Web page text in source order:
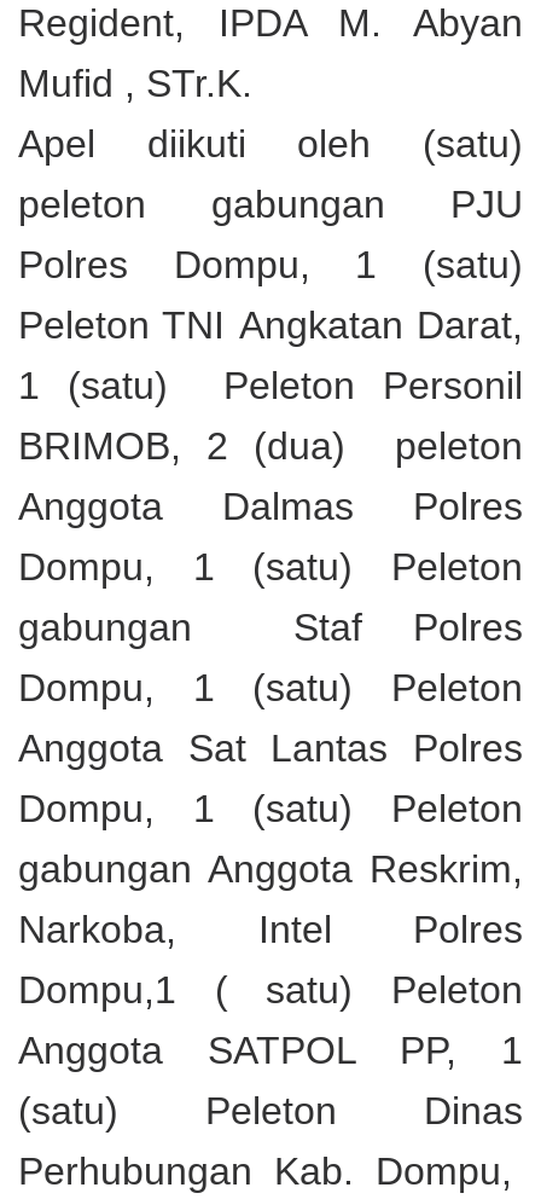
Regident, IPDA M. Abyan
Mufid , STr.K.
Apel diikuti oleh (satu)
peleton gabungan PJU
Polres Dompu, 1 (satu)
Peleton TNI Angkatan Darat,
1 (satu) Peleton Personil
BRIMOB, 2 (dua) peleton
Anggota Dalmas Polres
Dompu, 1 (satu) Peleton
gabungan Staf Polres
Dompu, 1 (satu) Peleton
Anggota Sat Lantas Polres
Dompu, 1 (satu) Peleton
gabungan Anggota Reskrim,
Narkoba, Intel Polres
Dompu,1 ( satu) Peleton
Anggota SATPOL PP, 1
(satu) Peleton Dinas
Perhubungan Kab. Dompu,